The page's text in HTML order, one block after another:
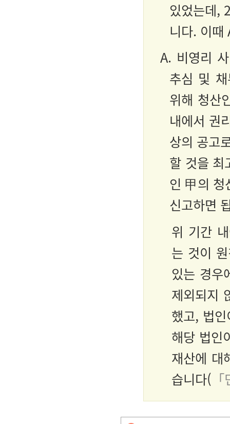
있었는데,
니다. 이때
A. 비영리
추심 및
위해 청산
내에서 권
상의 공고
할 것을 최
인 甲의 청
신고하면
위 기간
는 것이
있는 경우
제외되지
했고, 법
해당 법인
재산에 대
습니다(